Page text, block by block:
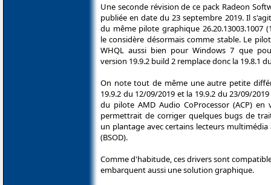
Une seconde révision de ce pack Radeon
publiée en date du 23 septembre 2019. Il
du même pilote graphique 26.20.13003.1007
le considère désormais comme stable. Le
WHQL aussi bien pour Windows 7 que
version 19.9.2 build 2 remplace donc la 19.8.1
On note tout de même une autre petite
19.9.2 du 12/09/2019 et la 19.9.2 du 23/09/
du pilote AMD Audio CoProcessor (ACP) en
permettrait de corriger quelques bugs de
un plantage avec certains lecteurs
(BSOD).
Comme d'habitude, ces drivers sont
embarquent aussi une solution graphique.